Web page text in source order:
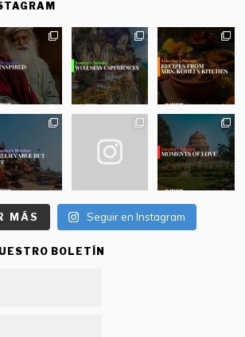
MÁS Seguir en Instagram
BOLETÍN